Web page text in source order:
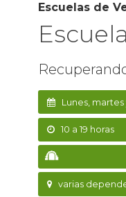
Escuelas de
Lunes,
10 a 19 horas
varias